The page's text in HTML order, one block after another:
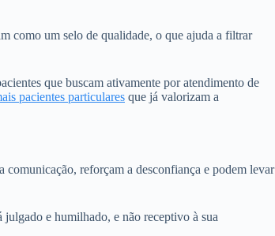
como um selo de qualidade, o que ajuda a filtrar
que buscam ativamente por atendimento de
pacientes particulares que já valorizam a
comunicação, reforçam a desconfiança e podem levar
julgado e humilhado, e não receptivo à sua